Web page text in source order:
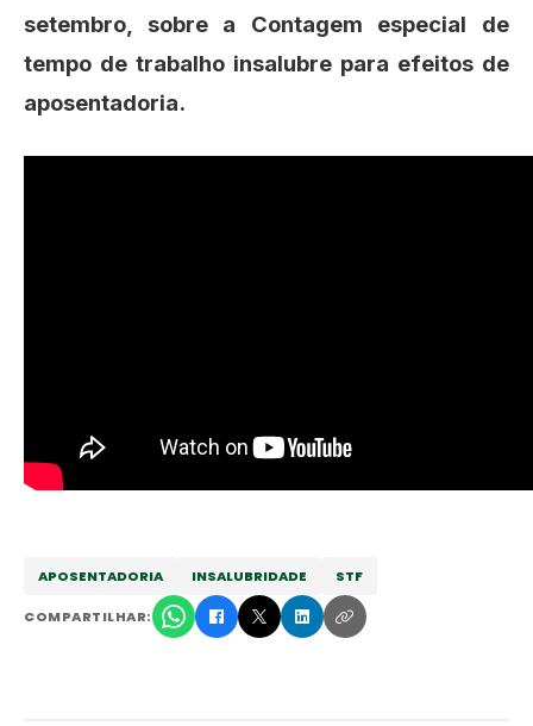
setembro, sobre a Contagem especial de
tempo de trabalho insalubre para efeitos de
aposentadoria.
APOSENTADORIA INSALUBRIDADE STF
COMPARTILHAR: